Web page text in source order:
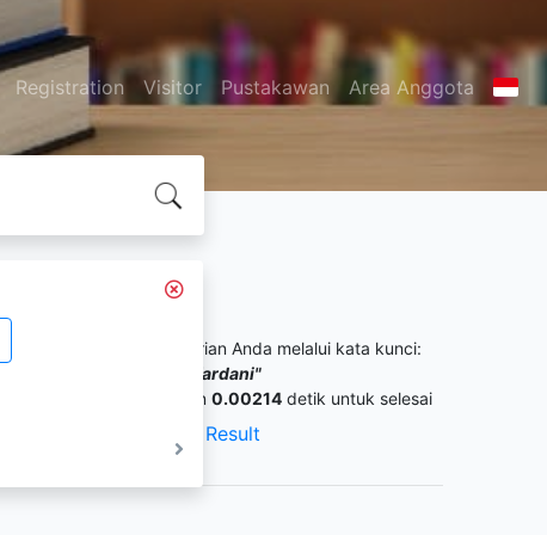
Registration Visitor Pustakawan Area Anggota
Search Result
dari pencarian Anda melalui kata kunci:
"Tatiana Siska Wardani"
Permintaan membutuhkan 0.00214 detik untuk selesai
JSON Result